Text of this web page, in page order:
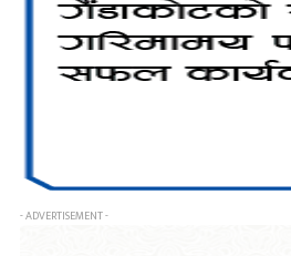
- ADVERTISEMENT -